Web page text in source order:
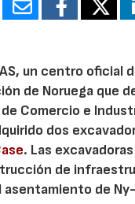
un centro oficial
de Noruega que
Comercio e
dos
. Las
de
asentamiento de